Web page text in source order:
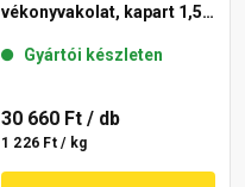
vékonyvakolat, kapart 1,5
Gyártói készleten
30 660 Ft / db
1 226 Ft / kg